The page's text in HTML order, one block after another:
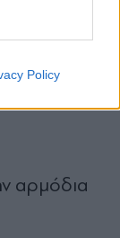
Policy
από τις
αρμόδια